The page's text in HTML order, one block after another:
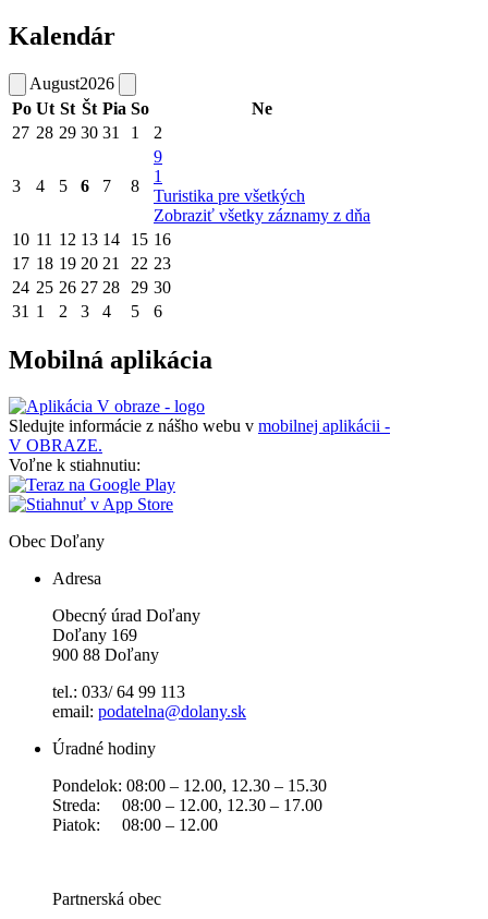
Kalendár
August2026
Po Ut St Št Pia So
Ne
27 28 29 30 31 1 2
3 4 5 6 7 8
9
1
Turistika pre všetkých
Zobraziť všetky záznamy z dňa
10 11 12 13 14 15 16
17 18 19 20 21 22 23
24 25 26 27 28 29 30
31 1 2 3 4 5 6
Mobilná aplikácia
Sledujte informácie z nášho webu v mobilnej aplikácii -
V OBRAZE.
Voľne k stiahnutiu:
Obec Doľany
Adresa
Obecný úrad Doľany
Doľany 169
900 88 Doľany
tel.: 033/ 64 99 113
email: podatelna@dolany.sk
Úradné hodiny
Pondelok: 08:00 – 12.00, 12.30 – 15.30
Streda: 08:00 – 12.00, 12.30 – 17.00
Piatok: 08:00 – 12.00
Partnerská obec